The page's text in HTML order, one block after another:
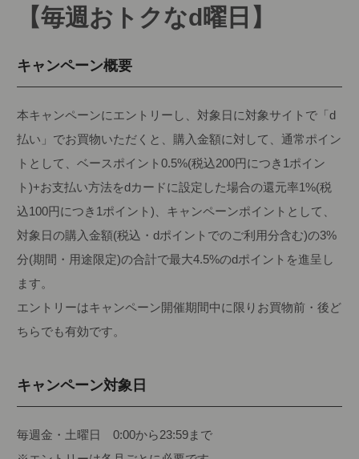
【毎週おトクなd曜日】
キャンペーン概要
本キャンペーンにエントリーし、対象日に対象サイトで「d
払い」でお買物いただくと、購入金額に対して、通常ポイン
トとして、ベースポイント0.5%(税込200円につき1ポイン
ト)+お支払い方法をdカードに設定した場合の還元率1%(税
込100円につき1ポイント)、キャンペーンポイントとして、
対象日の購入金額(税込・dポイントでのご利用分含む)の3%
分(期間・用途限定)の合計で最大4.5%のdポイントを進呈し
ます。
エントリーはキャンペーン開催期間中に限りお買物前・後ど
ちらでも有効です。
キャンペーン対象日
毎週金・土曜日 0:00から23:59まで